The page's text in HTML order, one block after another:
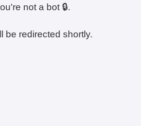
not a bot 🔒.
be redirected shortly.